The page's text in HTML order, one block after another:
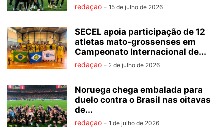
redaçao - 15 de julho de 2026
SECEL apoia participação de 12
atletas mato-grossenses em
Campeonato Internacional de...
redaçao - 2 de julho de 2026
Noruega chega embalada para
duelo contra o Brasil nas oitavas
de...
redaçao - 1 de julho de 2026